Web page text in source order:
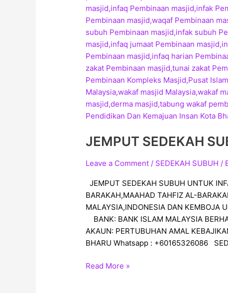
JEMPUT SEDEKAH
Leave a Comment / SEDEKAH SUBUH /
JEMPUT SEDEKAH SUBUH UNTUK
BARAKAH,MAAHAD TAHFIZ AL-
MALAYSIA,INDONESIA DAN KEMBOJA
BANK: BANK ISLAM MALAYSIA
AKAUN: PERTUBUHAN AMAL
BHARU Whatsapp : +60165326086
Read More »